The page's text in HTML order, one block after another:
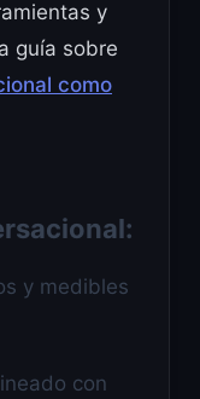
y
guía sobre
como
y medibles
con